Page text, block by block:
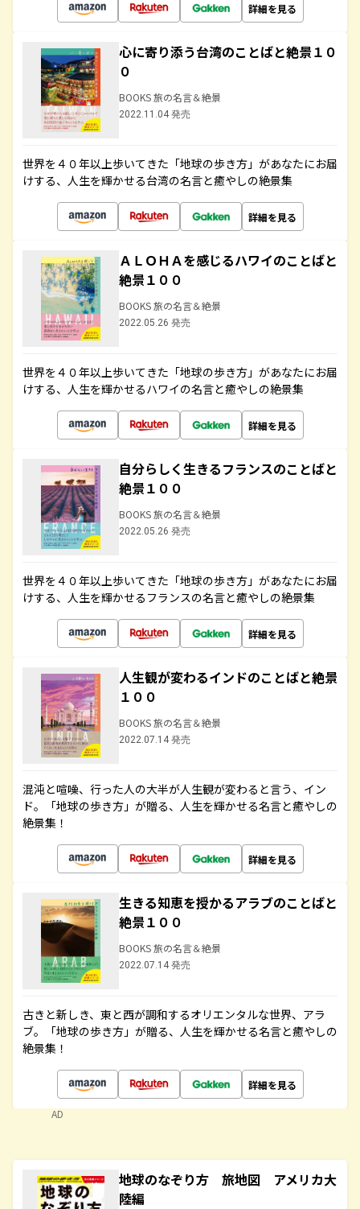
詳細を見る
心に寄り添う台湾のことばと絶景１０
０
BOOKS 旅の名言＆絶景
2022.11.04 発売
世界を４０年以上歩いてきた「地球の歩き方」があなたにお届
けする、人生を輝かせる台湾の名言と癒やしの絶景集
詳細を見る
ＡＬＯＨＡを感じるハワイのことばと
絶景１００
BOOKS 旅の名言＆絶景
2022.05.26 発売
世界を４０年以上歩いてきた「地球の歩き方」があなたにお届
けする、人生を輝かせるハワイの名言と癒やしの絶景集
詳細を見る
自分らしく生きるフランスのことばと
絶景１００
BOOKS 旅の名言＆絶景
2022.05.26 発売
世界を４０年以上歩いてきた「地球の歩き方」があなたにお届
けする、人生を輝かせるフランスの名言と癒やしの絶景集
詳細を見る
人生観が変わるインドのことばと絶景
１００
BOOKS 旅の名言＆絶景
2022.07.14 発売
混沌と喧噪、行った人の大半が人生観が変わると言う、イン
ド。「地球の歩き方」が贈る、人生を輝かせる名言と癒やしの
絶景集！
詳細を見る
生きる知恵を授かるアラブのことばと
絶景１００
BOOKS 旅の名言＆絶景
2022.07.14 発売
古きと新しき、東と西が調和するオリエンタルな世界、アラ
ブ。「地球の歩き方」が贈る、人生を輝かせる名言と癒やしの
絶景集！
詳細を見る
AD
地球のなぞり方 旅地図 アメリカ大
陸編